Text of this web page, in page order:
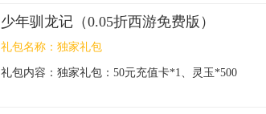
少年驯龙记（0.05折西游免费版）
礼包名称： 独家礼包
礼包内容： 独家礼包：50元充值卡*1、灵玉*500